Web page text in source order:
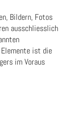
Bildern, Fotos
ausschliesslich
Elemente ist die
im Voraus